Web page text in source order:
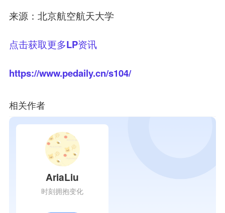
来源：北京航空航天大学
点击获取更多LP资讯
https://www.pedaily.cn/s104/
相关作者
AriaLiu
时刻拥抱变化